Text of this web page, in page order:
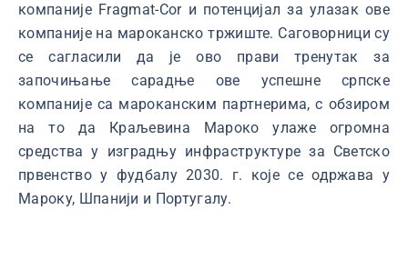
компаније Fragmat-Cor и потенцијал за улазак ове
компаније на мароканско тржиште. Саговорници су
се сагласили да је ово прави тренутак за
започињање сарадње ове успешне српске
компаније са мароканским партнерима, с обзиром
на то да Краљевина Мароко улаже огромна
средства у изградњу инфраструктуре за Светско
првенство у фудбалу 2030. г. које се одржава у
Мароку, Шпанији и Португалу.